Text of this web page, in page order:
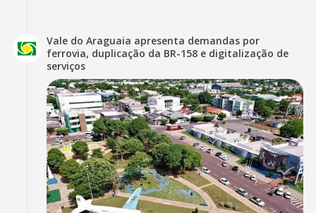
Vale do Araguaia apresenta demandas por
ferrovia, duplicação da BR-158 e digitalização de
serviços